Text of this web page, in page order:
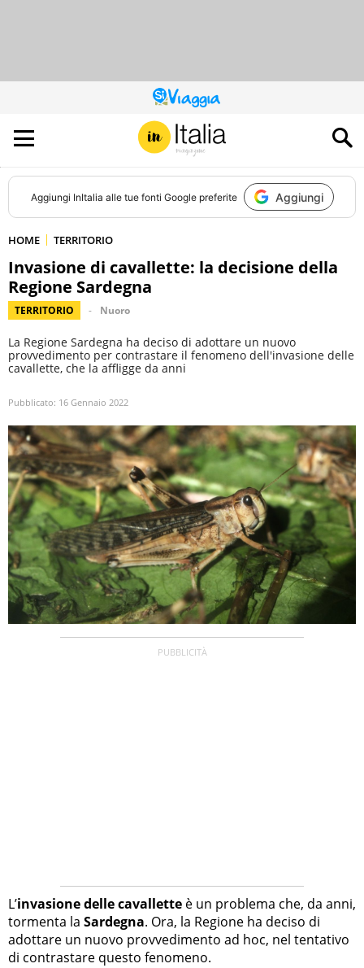
QUESTO
SITO
CONTRIBUISCE
ALL’AUDIENCE
DI
Aggiungi InItalia alle tue fonti Google preferite Aggiungi
HOME TERRITORIO
Invasione di cavallette: la decisione della
Regione Sardegna
TERRITORIO Nuoro
La Regione Sardegna ha deciso di adottare un nuovo
provvedimento per contrastare il fenomeno dell'invasione delle
cavallette, che la affligge da anni
Pubblicato: 16 Gennaio 2022
L’invasione delle cavallette è un problema che, da anni,
tormenta la Sardegna. Ora, la Regione ha deciso di
adottare un nuovo provvedimento ad hoc, nel tentativo
di contrastare questo fenomeno.